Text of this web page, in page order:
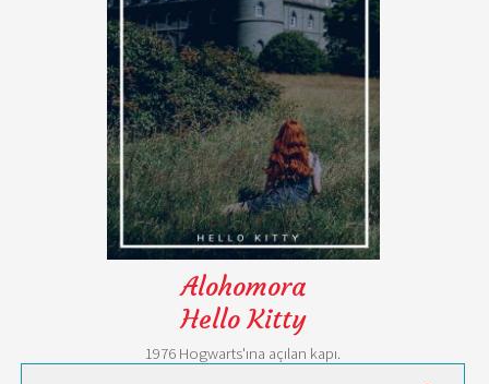
Alohomora
Hello Kitty
1976 Hogwarts'ına açılan kapı.